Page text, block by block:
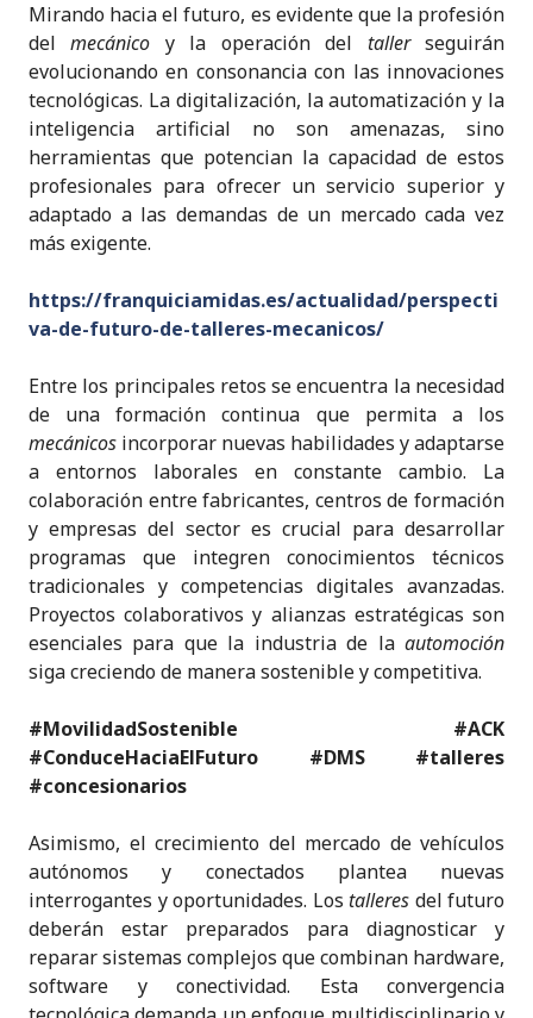
Mirando hacia el futuro, es evidente que la profesión
delmecánico y la operación del tallerseguirán
evolucionando en consonancia con las innovaciones
tecnológicas. La digitalización, la automatización y la
inteligencia artificial no son amenazas, sino
herramientas que potencian la capacidad de estos
profesionales para ofrecer un servicio superior y
adaptado a las demandas de un mercado cada vez
más exigente.
https://franquiciamidas.es/actualidad/perspecti
va-de-futuro-de-talleres-mecanicos/
Entre los principales retos se encuentra la necesidad
de una formación continua que permita a los
mecánicos incorporar nuevas habilidades y adaptarse
a entornos laborales en constante cambio. La
colaboración entre fabricantes, centros de formación
y empresas del sector es crucial para desarrollar
programas que integren conocimientos técnicos
tradicionales y competencias digitales avanzadas.
Proyectos colaborativos y alianzas estratégicas son
esenciales para que la industria de la automoción
siga creciendo de manera sostenible y competitiva.
#MovilidadSostenible #ACK
#ConduceHaciaElFuturo #DMS
#talleres
#concesionarios
Asimismo, el crecimiento del mercado de vehículos
autónomos y conectados plantea nuevas
interrogantes y oportunidades. Los talleres del futuro
deberán estar preparados para diagnosticar y
reparar sistemas complejos que combinan hardware,
software y conectividad. Esta convergencia